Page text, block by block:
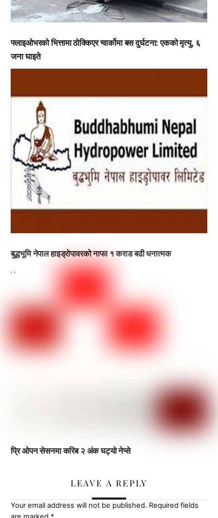
फ्लाइओभरको भित्तामा ठोक्किएर ग्वार्कोमा बस दुर्घटना: एकको मृत्यु, ६
जना घाइते
, ,
बुद्धभूमि नेपाल हाइड्रोपावरको नाफा १ कराड बढी धनात्मक
, ,
प्रि ओपन सेसनमा करिब २ अंक घट्यो नेप्से
LEAVE A REPLY
Your email address will not be published. Required fields